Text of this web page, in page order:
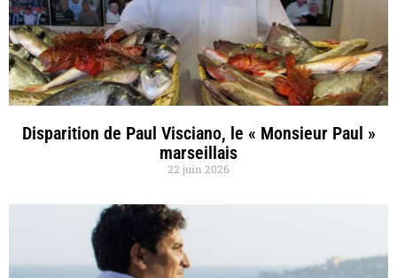
Disparition de Paul Visciano, le « Monsieur Paul »
marseillais
22 juin 2026